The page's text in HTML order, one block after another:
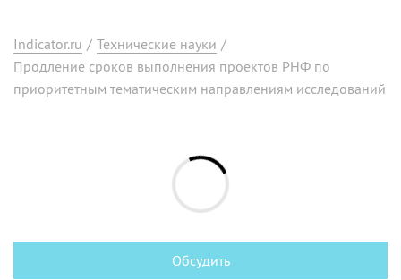
Indicator.ru / Технические науки /
Продление сроков выполнения проектов РНФ по
приоритетным тематическим направлениям исследований
Обсудить